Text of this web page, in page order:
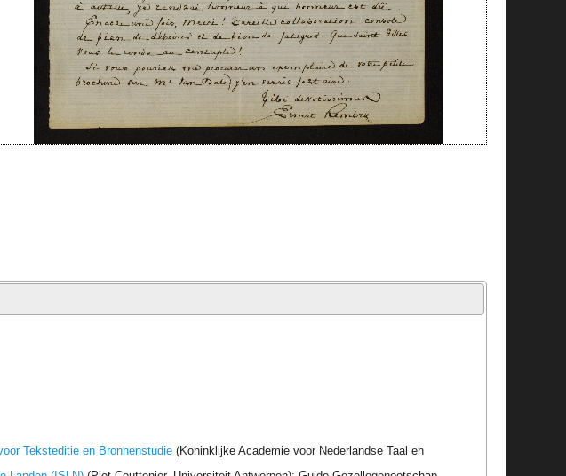
Teksteditie en Bronnenstudie (Koninklijke Academie voor Nederlandse Taal en